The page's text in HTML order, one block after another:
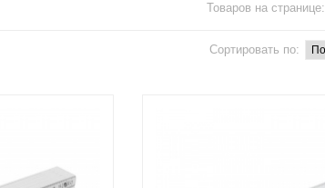
Товаров на странице:
Сортировать по: